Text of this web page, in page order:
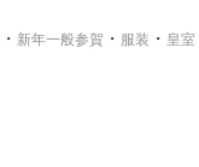
・ 新年一般参賀 ・ 服装 ・ 皇室